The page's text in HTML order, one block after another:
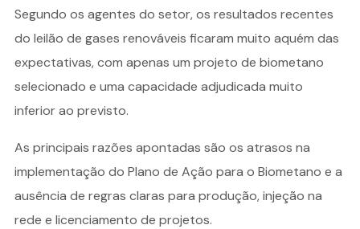
Segundo os agentes do setor, os resultados recentes
do leilão de gases renováveis ficaram muito aquém das
expectativas, com apenas um projeto de biometano
selecionado e uma capacidade adjudicada muito
inferior ao previsto.
As principais razões apontadas são os atrasos na
implementação do Plano de Ação para o Biometano e a
ausência de regras claras para produção, injeção na
rede e licenciamento de projetos.